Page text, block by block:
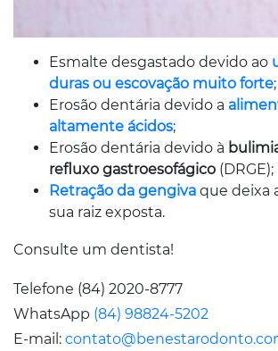
Esmalte desgastado devido ao
duras ou escovação muito forte;
Erosão dentária devido a
altamente ácidos;
Erosão dentária devido à
refluxo gastroesofágico (DRGE);
Retração da gengiva que deixa
sua raiz exposta.
Consulte um dentista!
Telefone (84) 2020-8777
WhatsApp (84) 98824-5202
E-mail: